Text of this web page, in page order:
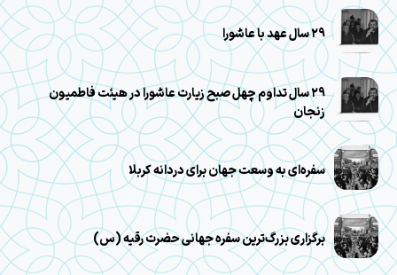
۲۹ سال عهد با عاشورا
۲۹ سال تداوم چهل صبح زیارت عاشورا در هیئت فاطمیون
زنجان
سفره‌ای به وسعت جهان برای دردانه کربلا
برگزاری بزرگ‌ترین سفره جهانی حضرت رقیه (س)